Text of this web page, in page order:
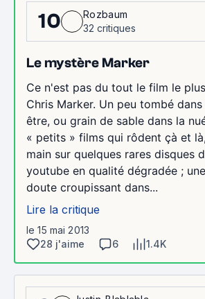
10
Rozbaum
32 critiques
Le mystère Marker
Ce n'est pas du tout le film le
Chris Marker. Un peu tombé
être, ou grain de sable dans la
« petits » films qui rôdent çà et
main sur quelques rares disques
youtube en qualité dégradée ;
doute croupissant dans...
Lire la critique
le 15 mai 2013
28 j'aime
6 1.4K